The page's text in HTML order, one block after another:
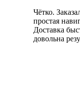
Чётко.
простая
Доставка
довольна